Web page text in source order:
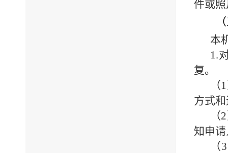
件或
本
1.
复。
（1
方式
（2
知申
（3